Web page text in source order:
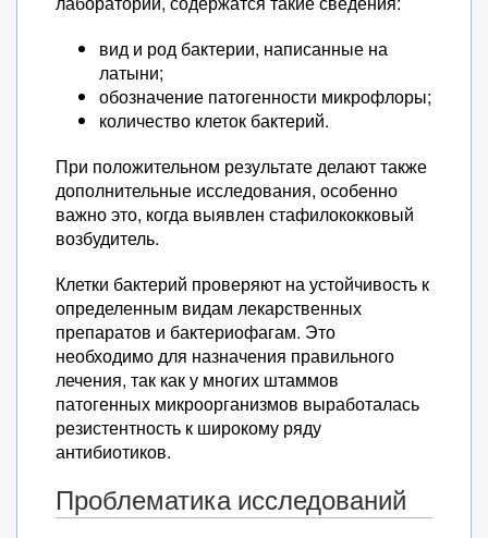
вид и род бактерии, написанные на
латыни;
обозначение патогенности микрофлоры;
количество клеток бактерий.
При положительном результате делают также
дополнительные исследования, особенно
важно это, когда выявлен стафилококковый
возбудитель.
Клетки бактерий проверяют на устойчивость к
определенным видам лекарственных
препаратов и бактериофагам. Это
необходимо для назначения правильного
лечения, так как у многих штаммов
патогенных микроорганизмов выработалась
резистентность к широкому ряду
антибиотиков.
Проблематика исследований